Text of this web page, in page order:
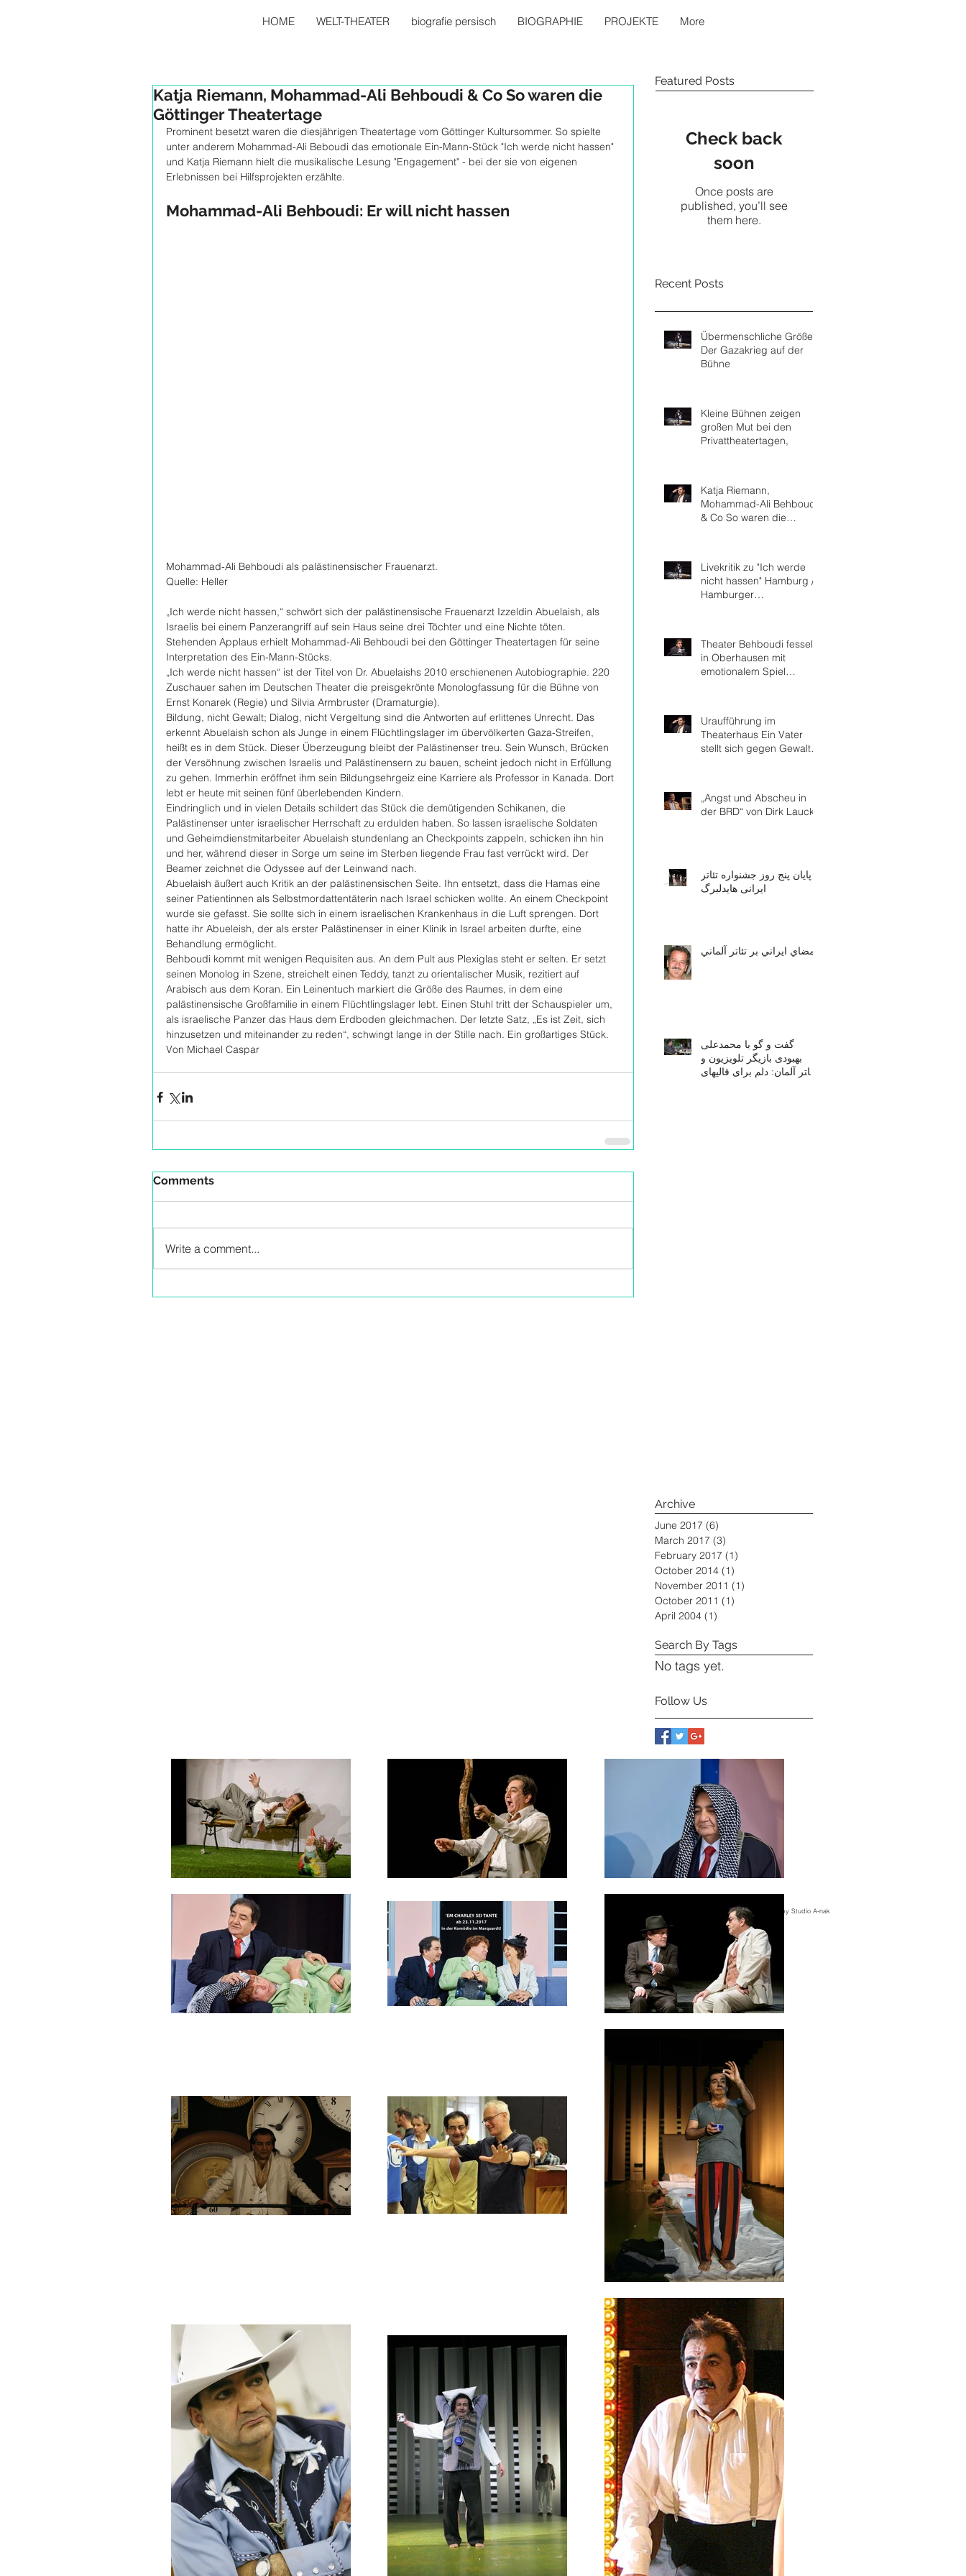
HOME WELT-THEATER biografie persisch BIOGRAPHIE PROJEKTE More
Katja Riemann, Mohammad-Ali Behboudi & Co So waren die
Göttinger Theatertage
Prominent besetzt waren die diesjährigen Theatertage vom Göttinger Kultursommer. So spielte
unter anderem Mohammad-Ali Beboudi das emotionale Ein-Mann-Stück "Ich werde nicht hassen"
und Katja Riemann hielt die musikalische Lesung "Engagement" - bei der sie von eigenen
Erlebnissen bei Hilfsprojekten erzählte.
Mohammad-Ali Behboudi: Er will nicht hassen
Mohammad-Ali Behboudi als palästinensischer Frauenarzt.
Quelle: Heller
„Ich werde nicht hassen,“ schwört sich der palästinensische Frauenarzt Izzeldin Abuelaish, als
Israelis bei einem Panzerangriff auf sein Haus seine drei Töchter und eine Nichte töten.
Stehenden Applaus erhielt Mohammad-Ali Behboudi bei den Göttinger Theatertagen für seine
Interpretation des Ein-Mann-Stücks.
„Ich werde nicht hassen“ ist der Titel von Dr. Abuelaishs 2010 erschienenen Autobiographie. 220
Zuschauer sahen im Deutschen Theater die preisgekrönte Monologfassung für die Bühne von
Ernst Konarek (Regie) und Silvia Armbruster (Dramaturgie).
Bildung, nicht Gewalt; Dialog, nicht Vergeltung sind die Antworten auf erlittenes Unrecht. Das
erkennt Abuelaish schon als Junge in einem Flüchtlingslager im übervölkerten Gaza-Streifen,
heißt es in dem Stück. Dieser Überzeugung bleibt der Palästinenser treu. Sein Wunsch, Brücken
der Versöhnung zwischen Israelis und Palästinensern zu bauen, scheint jedoch nicht in Erfüllung
zu gehen. Immerhin eröffnet ihm sein Bildungsehrgeiz eine Karriere als Professor in Kanada. Dort
lebt er heute mit seinen fünf überlebenden Kindern.
Eindringlich und in vielen Details schildert das Stück die demütigenden Schikanen, die
Palästinenser unter israelischer Herrschaft zu erdulden haben. So lassen israelische Soldaten
und Geheimdienstmitarbeiter Abuelaish stundenlang an Checkpoints zappeln, schicken ihn hin
und her, während dieser in Sorge um seine im Sterben liegende Frau fast verrückt wird. Der
Beamer zeichnet die Odyssee auf der Leinwand nach.
Abuelaish äußert auch Kritik an der palästinensischen Seite. Ihn entsetzt, dass die Hamas eine
seiner Patientinnen als Selbstmordattentäterin nach Israel schicken wollte. An einem Checkpoint
wurde sie gefasst. Sie sollte sich in einem israelischen Krankenhaus in die Luft sprengen. Dort
hatte ihr Abueleish, der als erster Palästinenser in einer Klinik in Israel arbeiten durfte, eine
Behandlung ermöglicht.
Behboudi kommt mit wenigen Requisiten aus. An dem Pult aus Plexiglas steht er selten. Er setzt
seinen Monolog in Szene, streichelt einen Teddy, tanzt zu orientalischer Musik, rezitiert auf
Arabisch aus dem Koran. Ein Leinentuch markiert die Größe des Raumes, in dem eine
palästinensische Großfamilie in einem Flüchtlingslager lebt. Einen Stuhl tritt der Schauspieler um,
als israelische Panzer das Haus dem Erdboden gleichmachen. Der letzte Satz, „Es ist Zeit, sich
hinzusetzen und miteinander zu reden“, schwingt lange in der Stille nach. Ein großartiges Stück.
Von Michael Caspar
Comments
Write a comment...
Featured Posts
Check back
soon
Once posts are
published, you’ll see
them here.
Recent Posts
Übermenschliche Größe
Der Gazakrieg auf der
Bühne
Kleine Bühnen zeigen
großen Mut bei den
Privattheatertagen,
Katja Riemann,
Mohammad-Ali Behboudi
& Co So waren die
Livekritik zu "Ich werde
nicht hassen" Hamburg /
Hamburger
Theater Behboudi fesselt
in Oberhausen mit
emotionalem Spiel
Uraufführung im
Theaterhaus Ein Vater
stellt sich gegen Gewalt
„Angst und Abscheu in
der BRD“ von Dirk Laucke
پایان پنج روز جشنواره تئاتر
ایرانی هایدلبرگ
امضاي ايراني بر تئاتر آلماني
گفت و گو با محمدعلی
بهبودی بازیگر تلویزیون و
تئاتر آلمان: دلم برای قالیهای
Archive
June 2017 (6)
March 2017 (3)
February 2017 (1)
October 2014 (1)
November 2011 (1)
October 2011 (1)
April 2004 (1)
Search By Tags
No tags yet.
Follow Us
© 2017 by Studio A-nak